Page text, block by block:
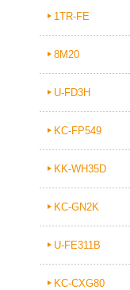
1TR-FE
8M20
U-FD3H
KC-FP549
KK-WH35D
KC-GN2K
U-FE311B
KC-CXG80